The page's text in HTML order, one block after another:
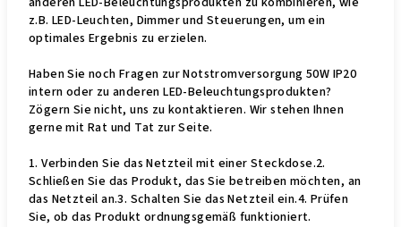
z.B. LED-Leuchten, Dimmer und Steuerungen, um ein
optimales Ergebnis zu erzielen.
Haben Sie noch Fragen zur Notstromversorgung 50W IP20
intern oder zu anderen LED-Beleuchtungsprodukten?
Zögern Sie nicht, uns zu kontaktieren. Wir stehen Ihnen
gerne mit Rat und Tat zur Seite.
1. Verbinden Sie das Netzteil mit einer Steckdose.2.
Schließen Sie das Produkt, das Sie betreiben möchten, an
das Netzteil an.3. Schalten Sie das Netzteil ein.4. Prüfen
Sie, ob das Produkt ordnungsgemäß funktioniert.